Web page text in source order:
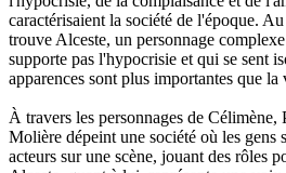
caractérisaient la société de l'époque.
trouve Alceste, un personnage
supporte pas l'hypocrisie et qui se sent
apparences sont plus importantes que la
À travers les personnages de
Molière dépeint une société où les gens
acteurs sur une scène, jouant des rôles